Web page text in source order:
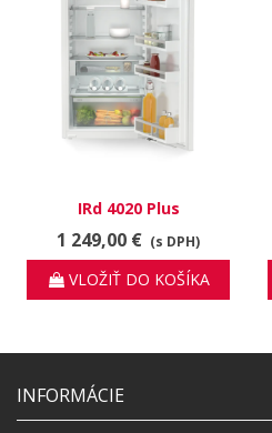
IRd 4020 Plus
1 249,00 € (s DPH)
VLOŽIŤ DO KOŠÍKA
INFORMÁCIE